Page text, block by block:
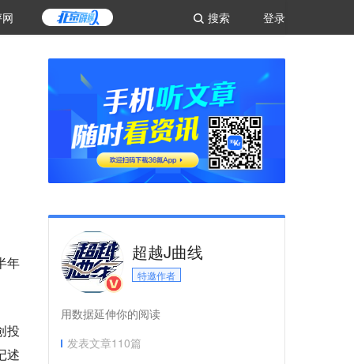
登录
搜索
年
投
述
超越J曲线
特邀作者
用数据延伸你的阅读
发表文章110篇